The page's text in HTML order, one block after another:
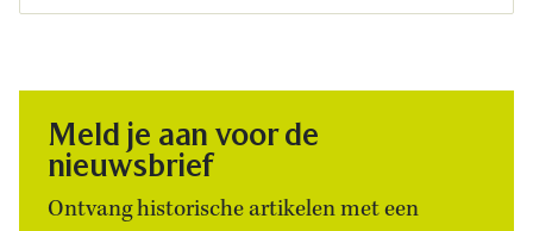
Meld je aan voor de
nieuwsbrief
Ontvang historische artikelen met een